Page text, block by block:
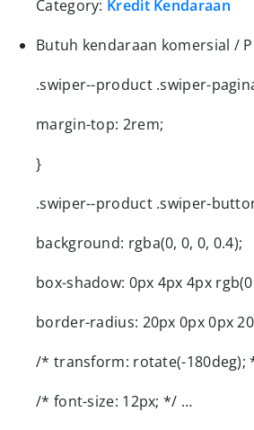
Category: Kredit Kendaraan
Butuh kendaraan komersial /
.swiper--product .swiper-
margin-top: 2rem;
}
.swiper--product .swiper-
background: rgba(0, 0, 0, 0.4);
box-shadow: 0px 4px 4px rgb(0
border-radius: 20px 0px 0px
/* transform: rotate(-180deg);
/* font-size: 12px; */ …